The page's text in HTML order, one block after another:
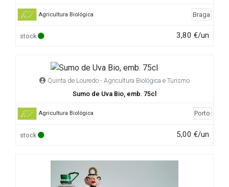
Agricultura Biológica Braga
stock 3,80 €/un
Quinta de Louredo - Agricultura Biológica e Turismo
Sumo de Uva Bio, emb. 75cl
Agricultura Biológica Porto
stock 5,00 €/un